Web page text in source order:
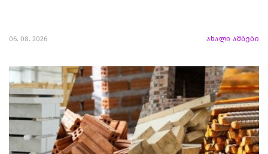
06. 08. 2026 ახალი ამბები